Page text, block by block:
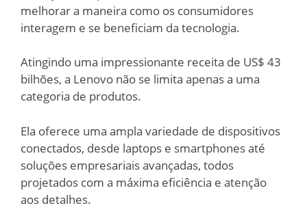
melhorar a maneira como os consumidores
interagem e se beneficiam da tecnologia.
Atingindo uma impressionante receita de US$ 43
bilhões, a Lenovo não se limita apenas a uma
categoria de produtos.
Ela oferece uma ampla variedade de dispositivos
conectados, desde laptops e smartphones até
soluções empresariais avançadas, todos
projetados com a máxima eficiência e atenção
aos detalhes.